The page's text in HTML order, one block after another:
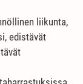
liikunta,
edistävät